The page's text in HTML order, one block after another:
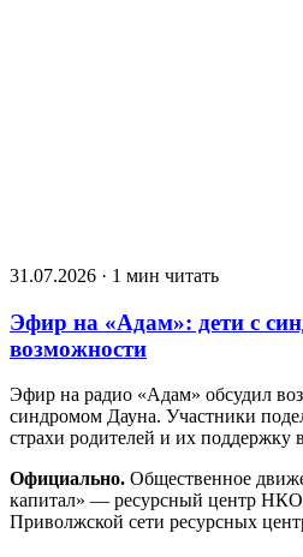
31.07.2026 · 1 мин читать
Эфир на «Адам»: дети с
возможности
Эфир на радио «Адам» обсудил
синдромом Дауна. Участники
страхи родителей и их
Официально. Общественное
капитал» — ресурсный центр
Приволжской сети ресурсных